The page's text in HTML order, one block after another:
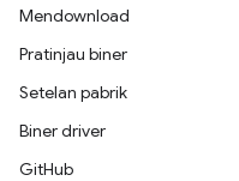
Mendownload
Pratinjau biner
Setelan pabrik
Biner driver
GitHub